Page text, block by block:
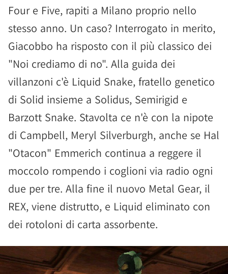
Four e Five, rapiti a Milano proprio nello
stesso anno. Un caso? Interrogato in merito,
Giacobbo ha risposto con il più classico dei
"Noi crediamo di no". Alla guida dei
villanzoni c'è Liquid Snake, fratello genetico
di Solid insieme a Solidus, Semirigid e
Barzott Snake. Stavolta ce n'è con la nipote
di Campbell, Meryl Silverburgh, anche se Hal
"Otacon" Emmerich continua a reggere il
moccolo rompendo i coglioni via radio ogni
due per tre. Alla fine il nuovo Metal Gear, il
REX, viene distrutto, e Liquid eliminato con
dei rotoloni di carta assorbente.